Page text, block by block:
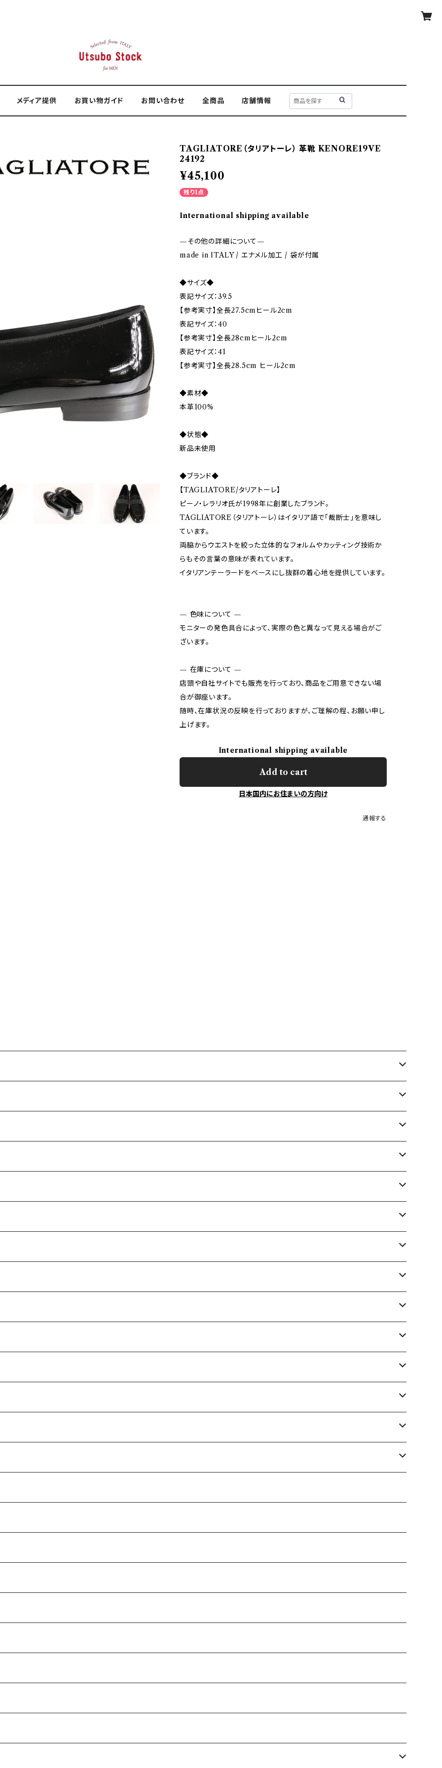
メディア提供 お買い物ガイド お問い合わせ 全商品 店舗情報
TAGLIATORE（タリアトーレ） 革靴 KENORE19VE
24192
¥45,100
残り1点
International shipping available
—その他の詳細について—
made in ITALY / エナメル加工 / 袋が付属
◆サイズ◆
表記サイズ：39.5
【参考実寸】全長27.5cmヒール2cm
表記サイズ：40
【参考実寸】全長28cmヒール2cm
表記サイズ：41
【参考実寸】全長28.5cm ヒール2cm
◆素材◆
本革100%
◆状態◆
新品未使用
◆ブランド◆
【TAGLIATORE/タリアトーレ】
ピーノ・レラリオ氏が1998年に創業したブランド。
TAGLIATORE（タリアトーレ）はイタリア語で「裁断士」を意味し
ています。
両脇からウエストを絞った立体的なフォルムやカッティング技術か
らもその言葉の意味が表れています。
イタリアンテーラードをベースにし抜群の着心地を提供しています。
— 色味について —
モニターの発色具合によって、実際の色と異なって見える場合がご
ざいます。
— 在庫について —
店頭や自社サイトでも販売を行っており、商品をご用意できない場
合が御座います。
随時、在庫状況の反映を行っておりますが、ご理解の程、お願い申し
上げます。
International shipping available
Add to cart
日本国内にお住まいの方向け
通報する